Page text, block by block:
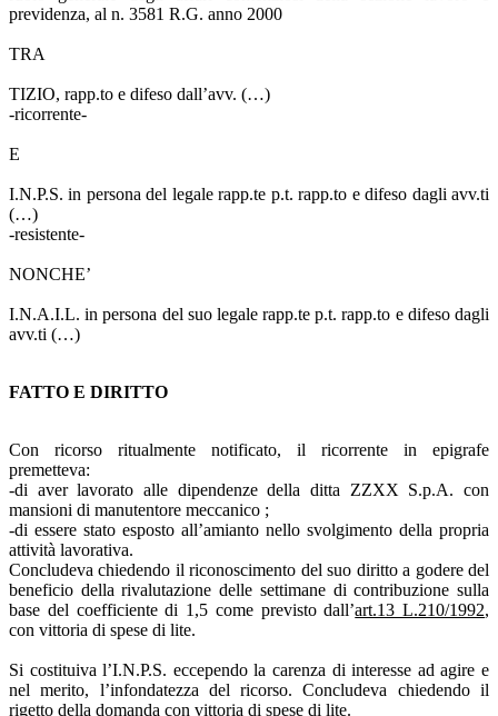
previdenza, al n. 3581 R.G. anno 2000
TRA
TIZIO, rapp.to e difeso dall’avv. (…)
-ricorrente-
E
I.N.P.S. in persona del legale rapp.te p.t. rapp.to e difeso dagli avv.ti
(…)
-resistente-
NONCHE’
I.N.A.I.L. in persona del suo legale rapp.te p.t. rapp.to e difeso dagli
avv.ti (…)
FATTO E DIRITTO
Con ricorso ritualmente notificato, il ricorrente in epigrafe
premetteva:
-di aver lavorato alle dipendenze della ditta ZZXX S.p.A. con
mansioni di manutentore meccanico ;
-di essere stato esposto all’amianto nello svolgimento della propria
attività lavorativa.
Concludeva chiedendo il riconoscimento del suo diritto a godere del
beneficio della rivalutazione delle settimane di contribuzione sulla
base del coefficiente di 1,5 come previsto dall’art.13 L.210/1992,
con vittoria di spese di lite.
Si costituiva l’I.N.P.S. eccependo la carenza di interesse ad agire e
nel merito, l’infondatezza del ricorso. Concludeva chiedendo il
rigetto della domanda con vittoria di spese di lite.